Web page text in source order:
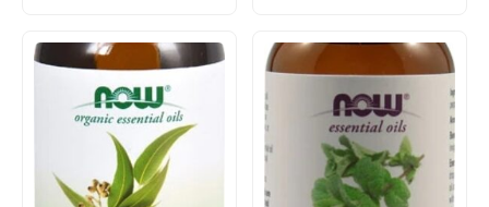
era:
R$148,68.
é:
R$118,91.
original
era:
R$590,57.
atual
é:
R$445,31.